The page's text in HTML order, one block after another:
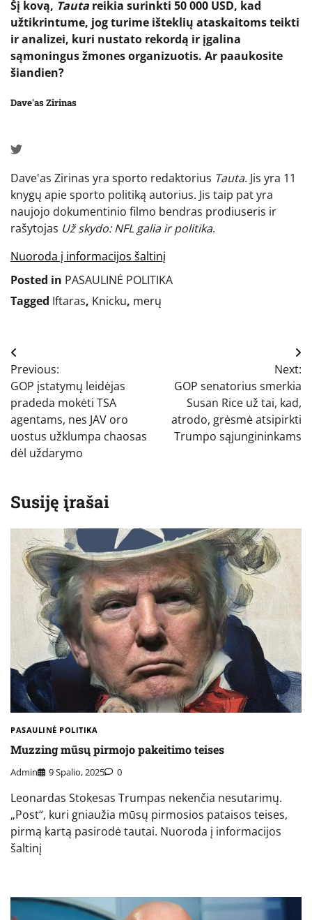
Šį kovą, Tauta reikia surinkti 50 000 USD, kad
užtikrintume, jog turime išteklių ataskaitoms teikti
ir analizei, kuri nustato rekordą ir įgalina
sąmoningus žmones organizuotis. Ar paaukosite
šiandien?
Dave'as Zirinas
Dave'as Zirinas yra sporto redaktorius Tauta. Jis yra 11
knygų apie sporto politiką autorius. Jis taip pat yra
naujojo dokumentinio filmo bendras prodiuseris ir
rašytojas Už skydo: NFL galia ir politika.
Nuoroda į informacijos šaltinį
Posted in PASAULINĖ POLITIKA
Tagged Iftaras, Knicku, merų
Navigacija
tarp
įrašų
Previous:
GOP įstatymų leidėjas
pradeda mokėti TSA
agentams, nes JAV oro
uostus užklumpa chaosas
dėl uždarymo
Next:
GOP senatorius smerkia
Susan Rice už tai, kad,
atrodo, grėsmė atsipirkti
Trumpo sąjungininkams
Susiję įrašai
PASAULINĖ POLITIKA
Muzzing mūsų pirmojo pakeitimo teises
Admin 9 Spalio, 2025 0
Leonardas Stokesas Trumpas nekenčia nesutarimų.
„Post“, kuri gniaužia mūsų pirmosios pataisos teises,
pirmą kartą pasirodė tautai. Nuoroda į informacijos
šaltinį